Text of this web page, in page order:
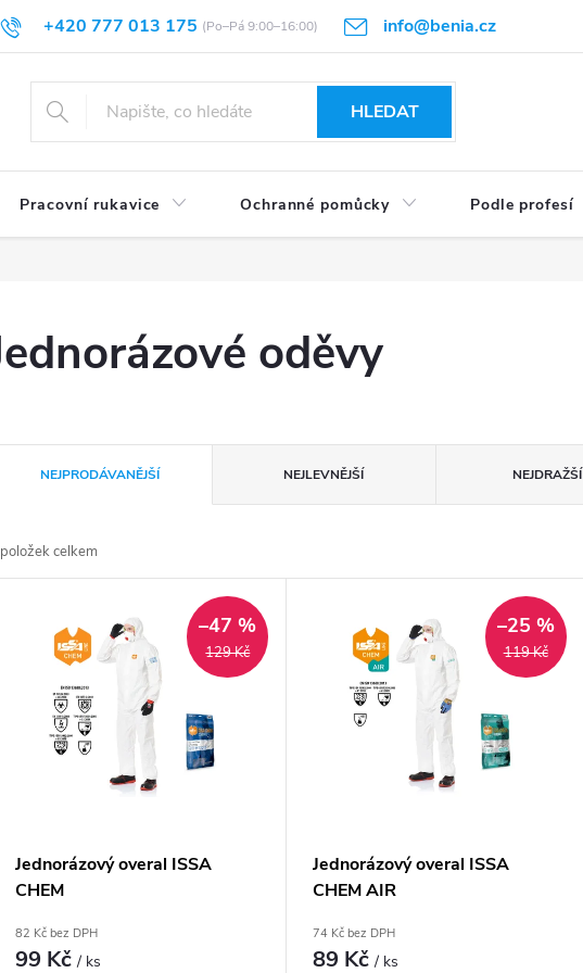
+420 777 013 175 info@benia.cz
vrácení Velikostní tabulky Hodnocení obchodu Články
HLEDAT
Pracovní rukavice Ochranné pomůcky Podle profesí
oděvy
NEJPRODÁVANĚJŠÍ NEJLEVNĚJŠÍ NEJDRAŽŠÍ
položek celkem
129 Kč
–47 %
Jednorázový overal ISSA
CHEM
82 Kč bez DPH
99 Kč/ ks
119 Kč
–25 %
Jednorázový overal ISSA
CHEM AIR
74 Kč bez DPH
89 Kč/ ks